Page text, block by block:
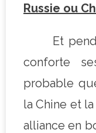
Russie ou
Et
conforte
probable
la Chine et
alliance en